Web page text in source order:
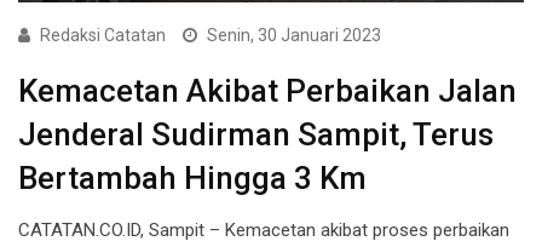
Redaksi Catatan Senin, 30 Januari 2023
Kemacetan Akibat Perbaikan Jalan
Jenderal Sudirman Sampit, Terus
Bertambah Hingga 3 Km
CATATAN.CO.ID, Sampit – Kemacetan akibat proses perbaikan